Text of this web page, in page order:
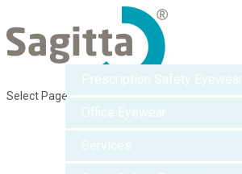
Select Page
Prescription Safety Eyewear
Office Eyewear
Services